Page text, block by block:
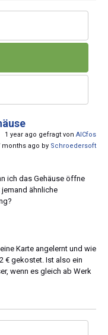
1 year ago gefragt von AlCfos
months ago by Schroedersoft
ich das Gehäuse öffne
ähnliche
Karte angelernt und wie
€ gekostet. Ist also ein
wenn es gleich ab Werk